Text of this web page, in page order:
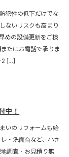
犯性の低下だけでな
ないリスクも高まり
めの設備更新をご検
たはお電話で承りま
2 […]
中！
いのリフォームも始
・洗面台など、小さ
調査・お見積り無